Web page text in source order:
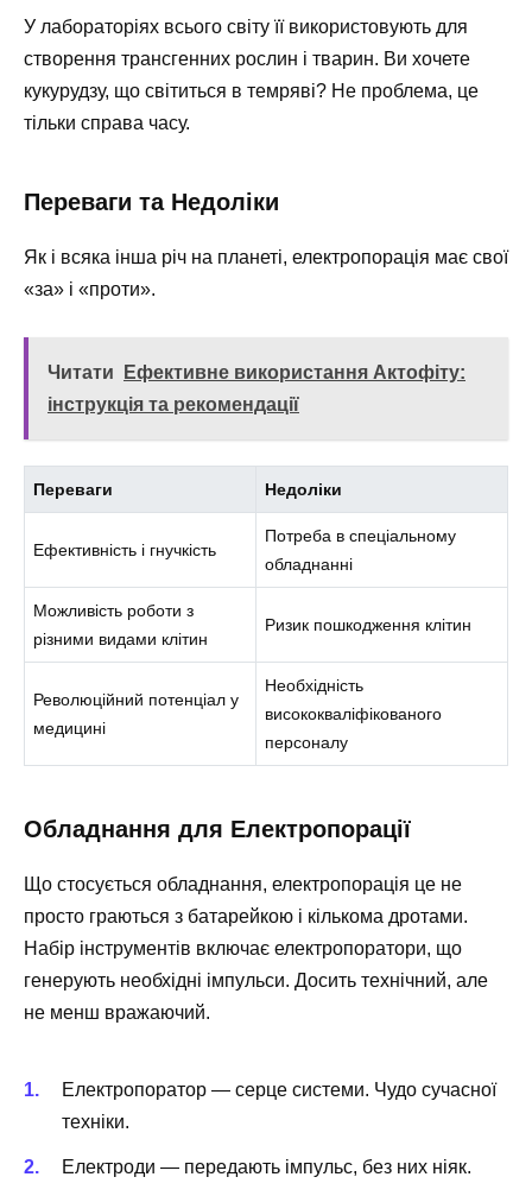
У лабораторіях всього світу її використовують для
створення трансгенних рослин і тварин. Ви хочете
кукурудзу, що світиться в темряві? Не проблема, це
тільки справа часу.
Переваги та Недоліки
Як і всяка інша річ на планеті, електропорація має свої
«за» і «проти».
Читати
Ефективне використання Актофіту:
інструкція та рекомендації
Переваги Недоліки
Ефективність і гнучкість
Потреба в спеціальному
обладнанні
Можливість роботи з
різними видами клітин
Ризик пошкодження клітин
Революційний потенціал у
медицині
Необхідність
висококваліфікованого
персоналу
Обладнання для Електропорації
Що стосується обладнання, електропорація це не
просто граються з батарейкою і кількома дротами.
Набір інструментів включає електропоратори, що
генерують необхідні імпульси. Досить технічний, але
не менш вражаючий.
Електропоратор — серце системи. Чудо сучасної
техніки.
Електроди — передають імпульс, без них ніяк.